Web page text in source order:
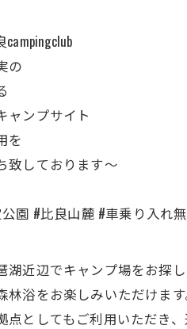
の
ャンプサイト
を
致しております～
園 #比良山麓 #車乗り入れ
湖近辺でキャンプ場をお探
林浴をお楽しみいただけま
点としてもご利用いただき